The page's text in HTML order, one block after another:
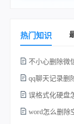
热门知识
误格式化硬盘